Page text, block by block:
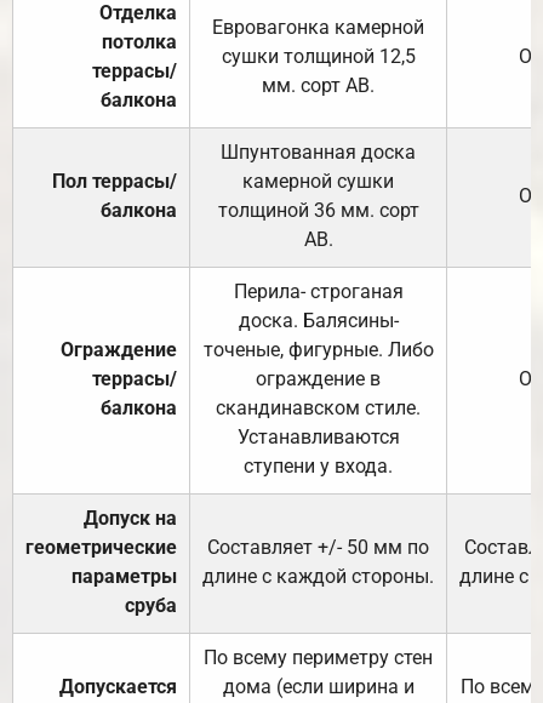
Отделка
потолка
террасы/
балкона
Евровагонка камерной
сушки толщиной 12,5
мм. сорт АВ.
Пол террасы/
балкона
Шпунтованная доска
камерной сушки
толщиной 36 мм. сорт
АВ.
Ограждение
террасы/
балкона
Перила- строганая
доска. Балясины-
точеные, фигурные. Либо
ограждение в
скандинавском стиле.
Устанавливаются
ступени у входа.
Допуск на
геометрические
параметры
сруба
Составляет +/- 50 мм по
длине с каждой стороны.
длине с
Допускается
По всему периметру стен
дома (если ширина и
По